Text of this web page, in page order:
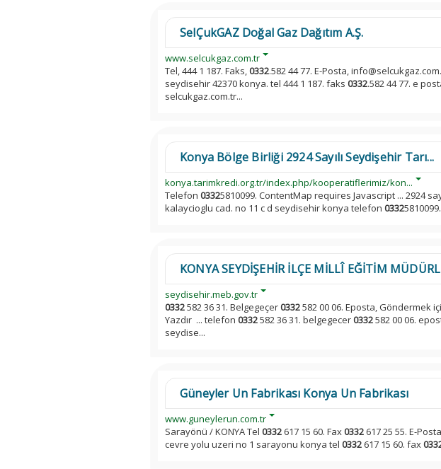
SelÇukGAZ Doğal Gaz Dağıtım A.Ş.
www.selcukgaz.com.tr
Tel, 444 1 187. Faks,0332.582 44 77. E-Posta,
seydisehir 42370 konya. tel 444 1 187. faks 0332.582 44 77. e
selcukgaz.com.tr...
Konya Bölge Birliği 2924 Sayılı Seydişehir Tarı...
konya.tarimkredi.org.tr/index.php/kooperatiflerimiz/kon...
Telefon 03325810099. ContentMap requires Javascript ... 2924
kalaycioglu cad. no 11 c d seydisehir konya telefon 0332
KONYA SEYDİŞEHİR İLÇE MİLLÎ EĞİTİM
seydisehir.meb.gov.tr
0332582 36 31. Belgegeçer0332582 00 06. Eposta, Göndermek
Yazdır ... telefon 0332582 36 31. belgegecer0332582 00 06.
seydise...
Güneyler Un Fabrikası Konya Un Fabrikası
www.guneylerun.com.tr
Sarayönü / KONYA Tel 0332 617 15 60. Fax0332 617 25 55. E-
cevre yolu uzeri no 1 sarayonu konya tel 0332 617 15 60. fax